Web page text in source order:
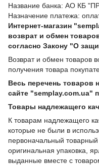
Название банка: АО КБ
Назначение платежа:
Интернет-магазин
возврат и обмен
согласно Закону "О
Возврат и обмен товаров
получения товара
Весь перечень товаров
сайте "semplay.com.ua"
Товары надлежащего
К товарам надлежащего
которые не были в
первоначальный товарный
оригинальная упаковка,
выданные вместе с